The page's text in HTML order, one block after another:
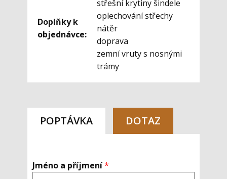
Doplňky k
objednávce:
střešní krytiny šindele
oplechování střechy
nátěr
doprava
zemní vruty s nosnými
trámy
POPTÁVKA DOTAZ
Jméno a příjmení*